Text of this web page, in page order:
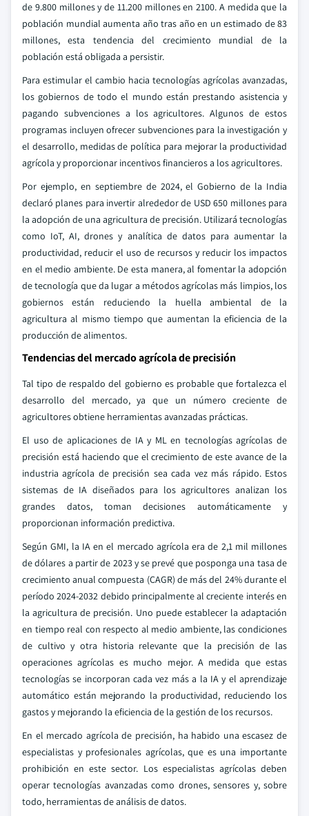
de 9.800 millones y de 11.200 millones en 2100. A medida que la
población mundial aumenta año tras año en un estimado de 83
millones, esta tendencia del crecimiento mundial de la
población está obligada a persistir.
Para estimular el cambio hacia tecnologías agrícolas avanzadas,
los gobiernos de todo el mundo están prestando asistencia y
pagando subvenciones a los agricultores. Algunos de estos
programas incluyen ofrecer subvenciones para la investigación y
el desarrollo, medidas de política para mejorar la productividad
agrícola y proporcionar incentivos financieros a los agricultores.
Por ejemplo, en septiembre de 2024, el Gobierno de la India
declaró planes para invertir alrededor de USD 650 millones para
la adopción de una agricultura de precisión. Utilizará tecnologías
como IoT, AI, drones y analítica de datos para aumentar la
productividad, reducir el uso de recursos y reducir los impactos
en el medio ambiente. De esta manera, al fomentar la adopción
de tecnología que da lugar a métodos agrícolas más limpios, los
gobiernos están reduciendo la huella ambiental de la
agricultura al mismo tiempo que aumentan la eficiencia de la
producción de alimentos.
Tendencias del mercado agrícola de precisión
Tal tipo de respaldo del gobierno es probable que fortalezca el
desarrollo del mercado, ya que un número creciente de
agricultores obtiene herramientas avanzadas prácticas.
El uso de aplicaciones de IA y ML en tecnologías agrícolas de
precisión está haciendo que el crecimiento de este avance de la
industria agrícola de precisión sea cada vez más rápido. Estos
sistemas de IA diseñados para los agricultores analizan los
grandes datos, toman decisiones automáticamente y
proporcionan información predictiva.
Según GMI, la IA en el mercado agrícola era de 2,1 mil millones
de dólares a partir de 2023 y se prevé que posponga una tasa de
crecimiento anual compuesta (CAGR) de más del 24% durante el
período 2024-2032 debido principalmente al creciente interés en
la agricultura de precisión. Uno puede establecer la adaptación
en tiempo real con respecto al medio ambiente, las condiciones
de cultivo y otra historia relevante que la precisión de las
operaciones agrícolas es mucho mejor. A medida que estas
tecnologías se incorporan cada vez más a la IA y el aprendizaje
automático están mejorando la productividad, reduciendo los
gastos y mejorando la eficiencia de la gestión de los recursos.
En el mercado agrícola de precisión, ha habido una escasez de
especialistas y profesionales agrícolas, que es una importante
prohibición en este sector. Los especialistas agrícolas deben
operar tecnologías avanzadas como drones, sensores y, sobre
todo, herramientas de análisis de datos.